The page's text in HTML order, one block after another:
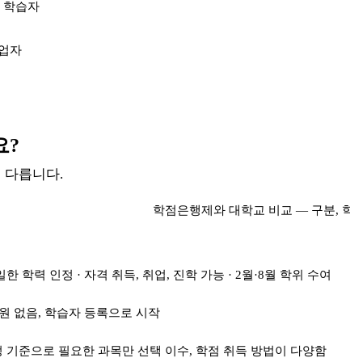
학습자
자
?
다릅니다.
학점은행제와 대학교 비교 — 구분,
한 학력 인정 · 자격 취득, 취업, 진학 가능 · 2월·8월 학위 수여
없음, 학습자 등록으로 시작
기준으로 필요한 과목만 선택 이수, 학점 취득 방법이 다양함